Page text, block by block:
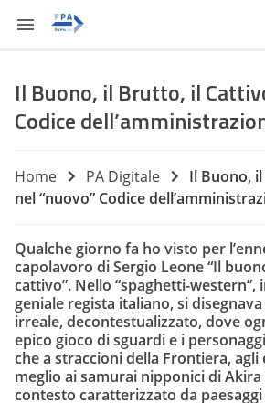
Il Buono, il Brutto, il
Codice
Home PA Digitale
Il Buono,
nel “nuovo” Codice
Qualche giorno fa ho visto per
capolavoro di Sergio Leone “Il
cattivo”. Nello “spaghetti-western”,
geniale regista italiano, si
irreale, decontestualizzato, dove
epico gioco di sguardi e i
che a straccioni della Frontiera,
meglio ai samurai nipponici di Akira
contesto caratterizzato da